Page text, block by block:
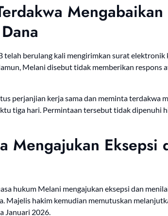
telah berulang kali mengirimkan surat
Melani disebut tidak memberikan respons
perjanjian kerja sama dan meminta terdakwa
tiga hari. Permintaan tersebut tidak dipenuhi
Mengajukan Eksepsi
hukum Melani mengajukan eksepsi dan
Majelis hakim kemudian memutuskan
Januari 2026.